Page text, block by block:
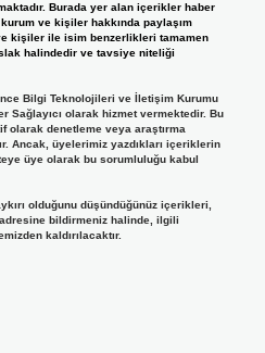
Burada yer alan içerikler haber
ve kişiler hakkında paylaşım
kişiler ile isim benzerlikleri tamamen
halindedir ve tavsiye niteliği
Bilgi Teknolojileri ve İletişim Kurumu
Sağlayıcı olarak hizmet vermektedir. Bu
denetleme veya araştırma
Ancak, üyelerimiz yazdıkları içeriklerin
üye olarak bu sorumluluğu kabul
olduğunu düşündüğünüz içerikleri,
bildirmeniz halinde, ilgili
kaldırılacaktır.